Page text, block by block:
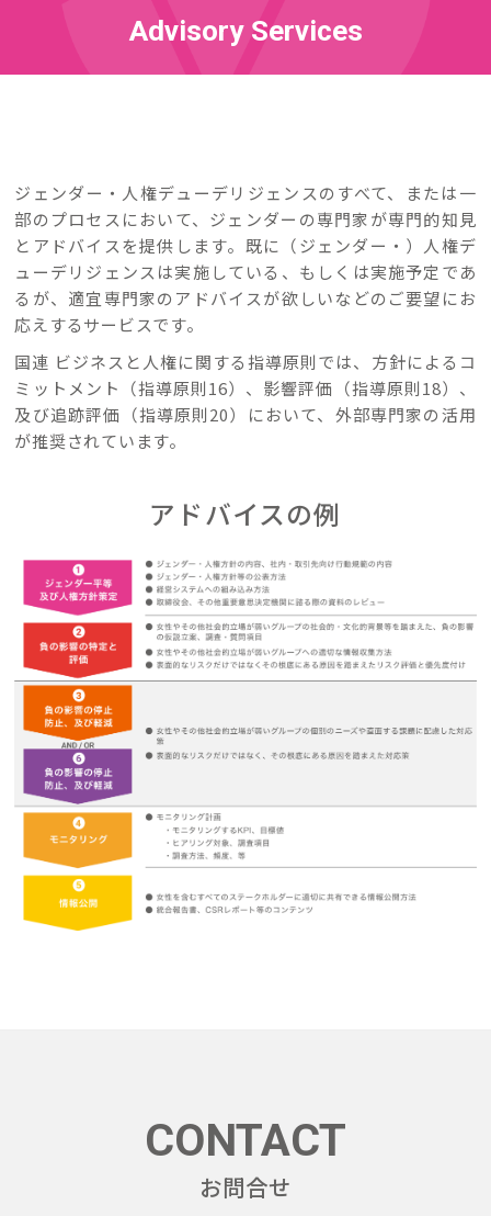
Advisory Services
ジェンダー・人権デューデリジェンスのすべて、または一
部のプロセスにおいて、ジェンダーの専門家が専門的知見
とアドバイスを提供します。既に（ジェンダー・）人権デ
ューデリジェンスは実施している、もしくは実施予定であ
るが、適宜専門家のアドバイスが欲しいなどのご要望にお
応えするサービスです。
国連 ビジネスと人権に関する指導原則では、方針によるコ
ミットメント（指導原則16）、影響評価（指導原則18）、
及び追跡評価（指導原則20）において、外部専門家の活用
が推奨されています。
アドバイスの例
CONTACT
お問合せ